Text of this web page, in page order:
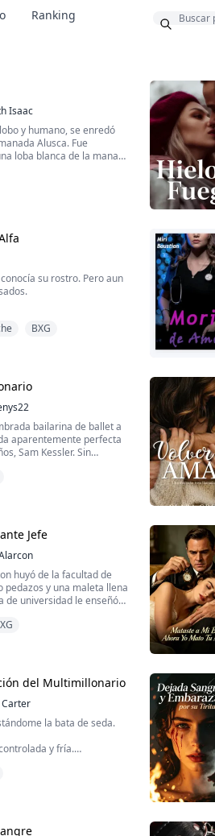
Ranking
Isaac
y humano, se enredó
Alusca. Fue
loba blanca de la manada
heredero de la manada
su rostro. Pero aun
en la habitación
...
BXG
bailarina de ballet a
aparentemente perfecta
Sam Kessler. Sin
su compañía de ballet y
Jefe
huyó de la facultad de
pedazos y una maleta llena
de universidad le enseñó
fue lo que él le hizo creer.
del Multimillonario
Carter
la bata de seda.
y fría.
familia Reed, y han
se me había